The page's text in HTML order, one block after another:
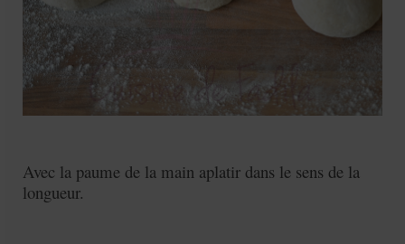
Avec la paume de la main aplatir dans le sens de la
longueur.